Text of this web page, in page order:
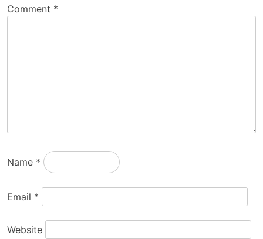
Comment *
Name *
Email *
Website